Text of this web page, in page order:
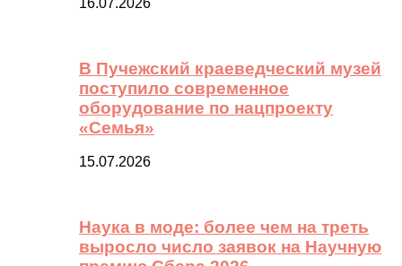
В Пучежский краеведческий музей
поступило современное
оборудование по нацпроекту
«Семья»
15.07.2026
Наука в моде: более чем на треть
выросло число заявок на Научную